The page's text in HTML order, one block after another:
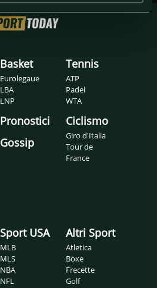
Basket
Eurolegaue
LBA
LNP
Pronostici
Gossip
Tennis
ATP
Padel
WTA
Ciclismo
Giro d'Italia
Tour de
France
Sport USA
MLB
MLS
NBA
NFL
Altri Sport
Atletica
Boxe
Frecette
Golf